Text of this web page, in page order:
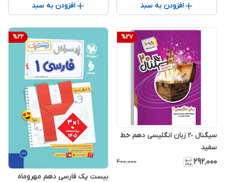
افزودن به سبد افزودن به سبد
%27
سیگنال ٢٠ زبان انگلیسی دهم خط
سفید
۲۹۲٬۰۰۰ ۴۰۰٬۰۰۰
%22
بیست پک فارسی دهم مهروماه